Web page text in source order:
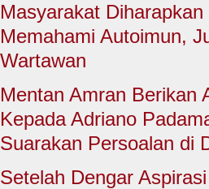
Masyarakat Diharapkan
Memahami Autoimun,
Wartawan
Mentan Amran Berikan
Kepada Adriano
Suarakan Persoalan di
Setelah Dengar